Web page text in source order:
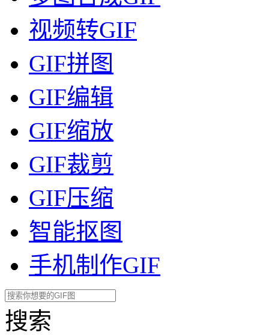
视频转GIF
GIF拼图
GIF编辑
GIF缩放
GIF裁剪
GIF压缩
智能抠图
手机制作GIF
搜索